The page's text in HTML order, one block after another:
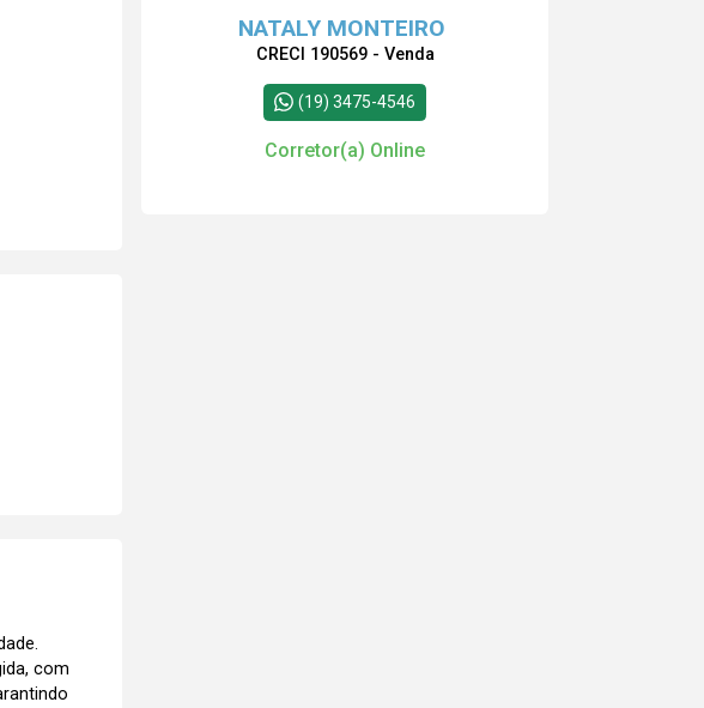
com
NATALY MONTEIRO
CRECI 190569 - Venda
(19) 3475-4546
Corretor(a) Online